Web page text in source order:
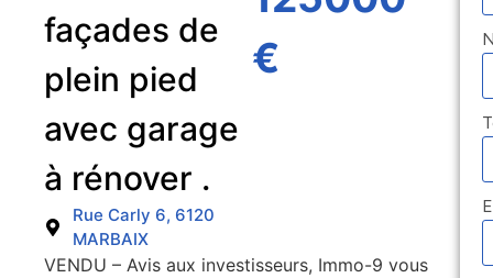
façades de
plein pied
avec garage
à rénover .
Rue Carly 6, 6120
MARBAIX
€
VENDU – Avis aux investisseurs, Immo-9 vous